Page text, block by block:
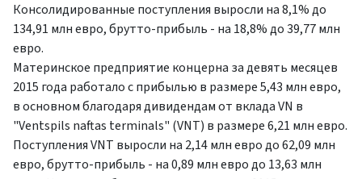
Консолидированные поступления выросли на 8,1% до
134,91 млн евро, брутто-прибыль - на 18,8% до 39,77 млн
евро.
Материнское предприятие концерна за девять месяцев
2015 года работало с прибылью в размере 5,43 млн евро,
в основном благодаря дивидендам от вклада VN в
"Ventspils naftas terminals" (VNT) в размере 6,21 млн евро.
Поступления VNT выросли на 2,14 млн евро до 62,09 млн
евро, брутто-прибыль - на 0,89 млн евро до 13,63 млн